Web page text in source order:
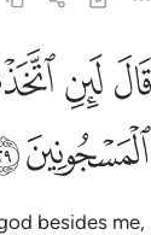
قال لين اتخذت
قَالَ لَئِنِ ٱتَّخَذْتَ
ﲍﲎ
ﲔ
besides me,